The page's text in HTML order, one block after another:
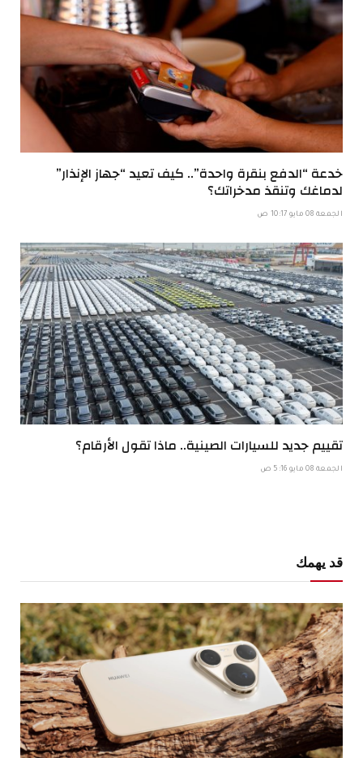
خدعة “الدفع بنقرة واحدة”.. كيف تعيد “جهاز الإنذار”
لدماغك وتنقذ مدخراتك؟
الجمعة 08 مايو 10:17 ص
تقييم جديد للسيارات الصينية.. ماذا تقول الأرقام؟
الجمعة 08 مايو 5:16 ص
قد يهمك